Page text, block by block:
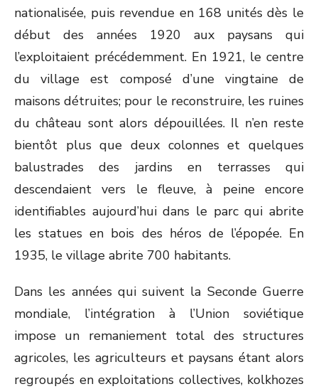
nationalisée, puis revendue en 168 unités dès le
début des années 1920 aux paysans qui
l’exploitaient précédemment. En 1921, le centre
du village est composé d’une vingtaine de
maisons détruites; pour le reconstruire, les ruines
du château sont alors dépouillées. Il n’en reste
bientôt plus que deux colonnes et quelques
balustrades des jardins en terrasses qui
descendaient vers le fleuve, à peine encore
identifiables aujourd’hui dans le parc qui abrite
les statues en bois des héros de l’épopée. En
1935, le village abrite 700 habitants.
Dans les années qui suivent la Seconde Guerre
mondiale, l’intégration à l’Union soviétique
impose un remaniement total des structures
agricoles, les agriculteurs et paysans étant alors
regroupés en exploitations collectives, kolkhozes